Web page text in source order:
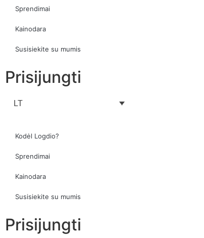
Sprendimai
Kainodara
Susisiekite su mumis
Prisijungti
LT
Kodėl Logdio?
Sprendimai
Kainodara
Susisiekite su mumis
Prisijungti